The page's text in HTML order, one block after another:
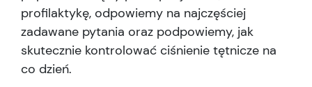
profilaktykę, odpowiemy na najczęściej
zadawane pytania oraz podpowiemy, jak
skutecznie kontrolować ciśnienie tętnicze na
co dzień.